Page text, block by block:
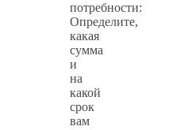
потребности:
Определите,
какая
сумма
и
на
какой
срок
вам